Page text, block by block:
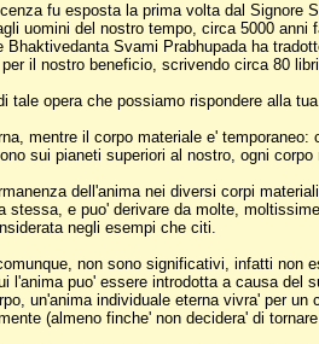
fu esposta la prima volta dal Signore
uomini del nostro tempo, circa 5000 anni
Bhaktivedanta Svami Prabhupada ha
il nostro beneficio, scrivendo circa 80
tale opera che possiamo rispondere alla
mentre il corpo materiale e'
sui pianeti superiori al nostro, ogni
dell'anima nei diversi corpi
stessa, e puo' derivare da molte,
negli esempi che citi.
non sono significativi, infatti non
l'anima puo' essere introdotta a causa del
un'anima individuale eterna vivra' per
(almeno finche' non decidera' di